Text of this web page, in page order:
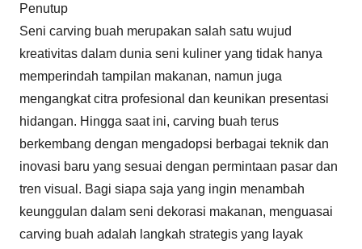
Penutup
Seni carving buah merupakan salah satu wujud
kreativitas dalam dunia seni kuliner yang tidak hanya
memperindah tampilan makanan, namun juga
mengangkat citra profesional dan keunikan presentasi
hidangan. Hingga saat ini, carving buah terus
berkembang dengan mengadopsi berbagai teknik dan
inovasi baru yang sesuai dengan permintaan pasar dan
tren visual. Bagi siapa saja yang ingin menambah
keunggulan dalam seni dekorasi makanan, menguasai
carving buah adalah langkah strategis yang layak